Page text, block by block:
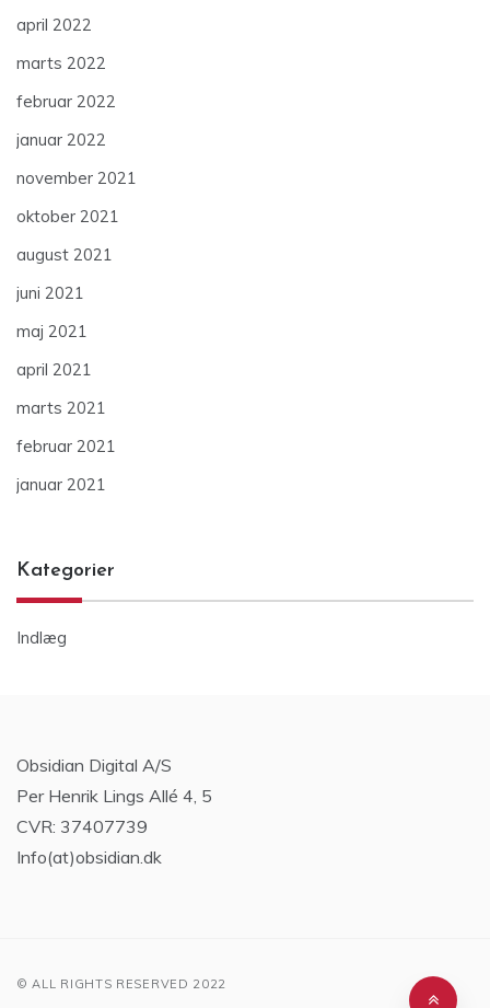
april 2022
marts 2022
februar 2022
januar 2022
november 2021
oktober 2021
august 2021
juni 2021
maj 2021
april 2021
marts 2021
februar 2021
januar 2021
Kategorier
Indlæg
Obsidian Digital A/S
Per Henrik Lings Allé 4, 5
CVR: 37407739
Info(at)obsidian.dk
© ALL RIGHTS RESERVED 2022